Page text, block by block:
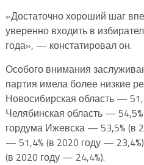
«Достаточно хороший шаг
уверенно входить в
года», — констатировал он.
Особого внимания
партия имела более низкие
Новосибирская область —
Челябинская область —
гордума Ижевска — 53,5% (в
— 51,4% (в 2020 году —
(в 2020 году — 24,4%).